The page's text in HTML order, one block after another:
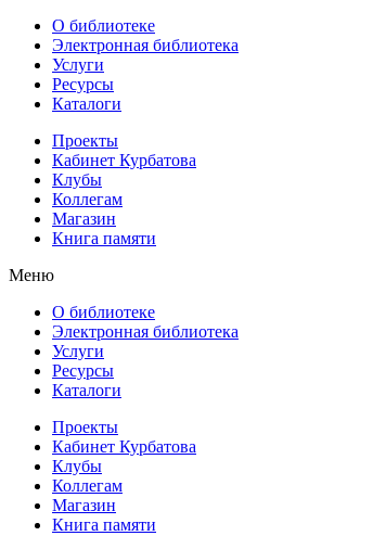
О библиотеке
Электронная библиотека
Услуги
Ресурсы
Каталоги
Проекты
Кабинет Курбатова
Клубы
Коллегам
Магазин
Книга памяти
Меню
О библиотеке
Электронная библиотека
Услуги
Ресурсы
Каталоги
Проекты
Кабинет Курбатова
Клубы
Коллегам
Магазин
Книга памяти